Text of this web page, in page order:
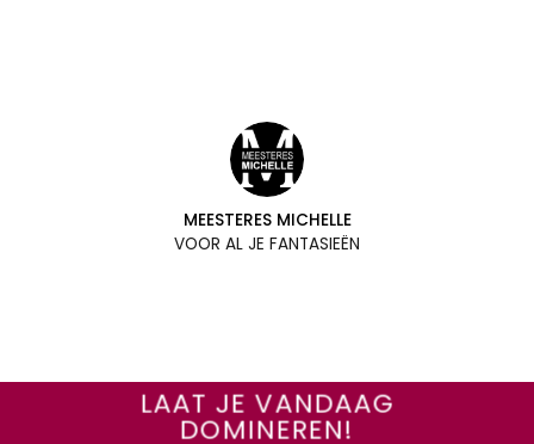
MEESTERES MICHELLE
VOOR AL JE FANTASIEËN
LAAT JE VANDAAG
DOMINEREN!